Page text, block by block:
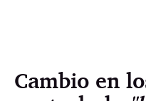
Cambio en